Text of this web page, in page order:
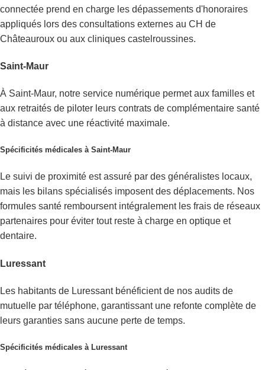
connectée prend en charge les dépassements d'honoraires
appliqués lors des consultations externes au CH de
Châteauroux ou aux cliniques castelroussines.
Saint-Maur
À Saint-Maur, notre service numérique permet aux familles et
aux retraités de piloter leurs contrats de complémentaire santé
à distance avec une réactivité maximale.
Spécificités médicales à Saint-Maur
Le suivi de proximité est assuré par des généralistes locaux,
mais les bilans spécialisés imposent des déplacements. Nos
formules santé remboursent intégralement les frais de réseaux
partenaires pour éviter tout reste à charge en optique et
dentaire.
Luressant
Les habitants de Luressant bénéficient de nos audits de
mutuelle par téléphone, garantissant une refonte complète de
leurs garanties sans aucune perte de temps.
Spécificités médicales à Luressant